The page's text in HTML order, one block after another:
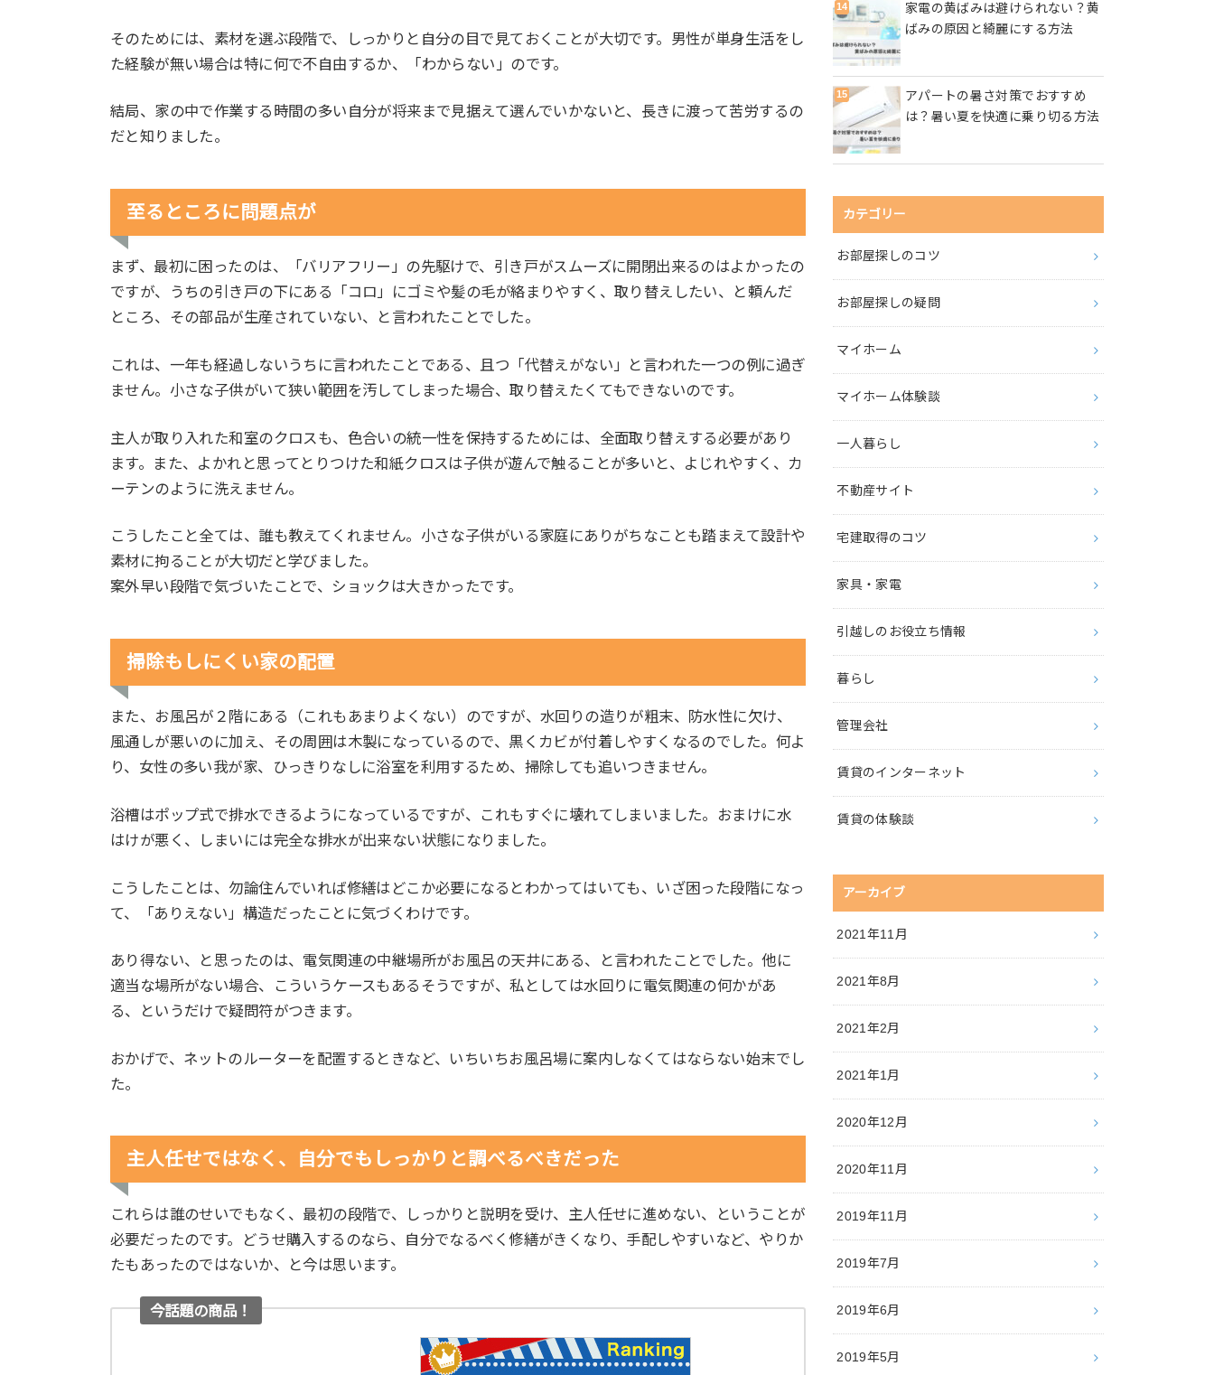
そのためには、素材を選ぶ段階で、しっかりと自分の目で見ておくことが大切です。男性が単身生活をし
た経験が無い場合は特に何で不自由するか、「わからない」のです。
結局、家の中で作業する時間の多い自分が将来まで見据えて選んでいかないと、長きに渡って苦労するの
だと知りました。
至るところに問題点が
まず、最初に困ったのは、「バリアフリー」の先駆けで、引き戸がスムーズに開閉出来るのはよかったの
ですが、うちの引き戸の下にある「コロ」にゴミや髪の毛が絡まりやすく、取り替えしたい、と頼んだ
ところ、その部品が生産されていない、と言われたことでした。
これは、一年も経過しないうちに言われたことである、且つ「代替えがない」と言われた一つの例に過ぎ
ません。小さな子供がいて狭い範囲を汚してしまった場合、取り替えたくてもできないのです。
主人が取り入れた和室のクロスも、色合いの統一性を保持するためには、全面取り替えする必要があり
ます。また、よかれと思ってとりつけた和紙クロスは子供が遊んで触ることが多いと、よじれやすく、カ
ーテンのように洗えません。
こうしたこと全ては、誰も教えてくれません。小さな子供がいる家庭にありがちなことも踏まえて設計や
素材に拘ることが大切だと学びました。
案外早い段階で気づいたことで、ショックは大きかったです。
掃除もしにくい家の配置
また、お風呂が２階にある（これもあまりよくない）のですが、水回りの造りが粗末、防水性に欠け、
風通しが悪いのに加え、その周囲は木製になっているので、黒くカビが付着しやすくなるのでした。何よ
り、女性の多い我が家、ひっきりなしに浴室を利用するため、掃除しても追いつきません。
浴槽はポップ式で排水できるようになっているですが、これもすぐに壊れてしまいました。おまけに水
はけが悪く、しまいには完全な排水が出来ない状態になりました。
こうしたことは、勿論住んでいれば修繕はどこか必要になるとわかってはいても、いざ困った段階になっ
て、「ありえない」構造だったことに気づくわけです。
あり得ない、と思ったのは、電気関連の中継場所がお風呂の天井にある、と言われたことでした。他に
適当な場所がない場合、こういうケースもあるそうですが、私としては水回りに電気関連の何かがあ
る、というだけで疑問符がつきます。
おかげで、ネットのルーターを配置するときなど、いちいちお風呂場に案内しなくてはならない始末でし
た。
主人任せではなく、自分でもしっかりと調べるべきだった
これらは誰のせいでもなく、最初の段階で、しっかりと説明を受け、主人任せに進めない、ということが
必要だったのです。どうせ購入するのなら、自分でなるべく修繕がきくなり、手配しやすいなど、やりか
たもあったのではないか、と今は思います。
今話題の商品！
家電の黄ばみは避けられない？黄
ばみの原因と綺麗にする方法
アパートの暑さ対策でおすすめ
は？暑い夏を快適に乗り切る方法
カテゴリー
お部屋探しのコツ
お部屋探しの疑問
マイホーム
マイホーム体験談
一人暮らし
不動産サイト
宅建取得のコツ
家具・家電
引越しのお役立ち情報
暮らし
管理会社
賃貸のインターネット
賃貸の体験談
アーカイブ
2021年11月
2021年8月
2021年2月
2021年1月
2020年12月
2020年11月
2019年11月
2019年7月
2019年6月
2019年5月